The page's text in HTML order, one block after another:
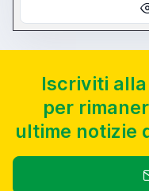
Iscriviti
per
ultime notizie